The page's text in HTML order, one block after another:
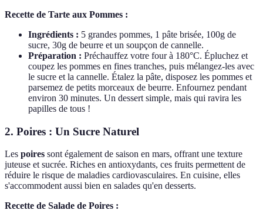
Recette de Tarte aux Pommes :
Ingrédients : 5 grandes pommes, 1 pâte brisée, 100g de
sucre, 30g de beurre et un soupçon de cannelle.
Préparation : Préchauffez votre four à 180°C. Épluchez et
coupez les pommes en fines tranches, puis mélangez-les avec
le sucre et la cannelle. Étalez la pâte, disposez les pommes et
parsemez de petits morceaux de beurre. Enfournez pendant
environ 30 minutes. Un dessert simple, mais qui ravira les
papilles de tous !
2. Poires : Un Sucre Naturel
Les poires sont également de saison en mars, offrant une texture
juteuse et sucrée. Riches en antioxydants, ces fruits permettent de
réduire le risque de maladies cardiovasculaires. En cuisine, elles
s'accommodent aussi bien en salades qu'en desserts.
Recette de Salade de Poires :